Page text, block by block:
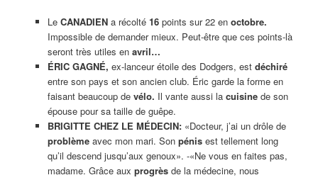
Le CANADIENa récolté 16points sur 22 en octobre.
Impossible de demander mieux. Peut-être que ces points-là
seront très utiles en avril…
ÉRIC GAGNÉ, ex-lanceur étoile des Dodgers, est déchiré
entre son pays et son ancien club. Éric garde la forme en
faisant beaucoup de vélo. Il vante aussi la cuisinede son
épouse pour sa taille de guêpe.
BRIGITTE CHEZ LE MÉDECIN: «Docteur, j’ai un drôle de
problèmeavec mon mari. Son pénisest tellement long
qu’il descend jusqu’aux genoux». -«Ne vous en faites pas,
madame. Grâce aux progrèsde la médecine, nous